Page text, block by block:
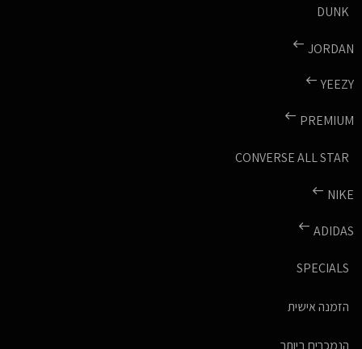
DUNK
JORDAN
YEEZY
PREMIUM
CONVERSE ALL STAR
NIKE
ADIDAS
SPECIALS
הזמנה אישית
הנמכרים ביותר